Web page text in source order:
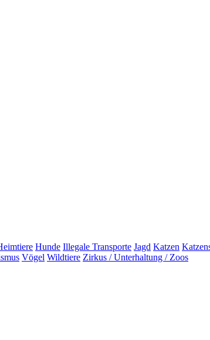
Hunde Illegale Transporte Jagd Katzen
Vögel Wildtiere Zirkus / Unterhaltung / Zoos